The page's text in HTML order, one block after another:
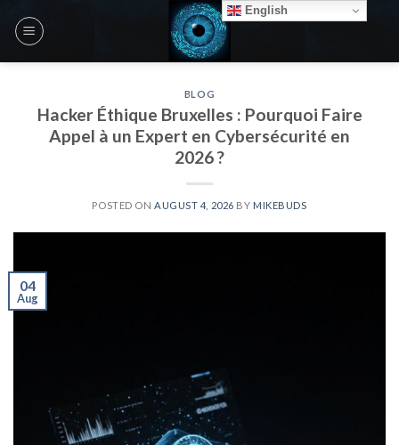
BLOG
Hacker Éthique Bruxelles : Pourquoi Faire
Appel à un Expert en Cybersécurité en
2026 ?
POSTED ON AUGUST 4, 2026 BY MIKEBUDS
04
Aug
English